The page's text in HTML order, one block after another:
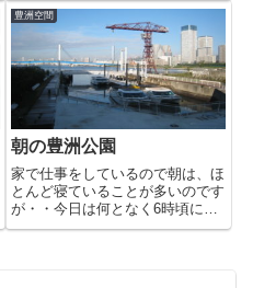
ナスフォートのアウトレット施設
豊洲のイルミネーション2009ス
タミナ焼肉苑...
豊洲空間
朝の豊洲公園
家で仕事をしているので朝は、ほ
とんど寝ていることが多いのです
が・・今日は何となく6時頃に目
が覚めたので「豊洲公園」に散歩